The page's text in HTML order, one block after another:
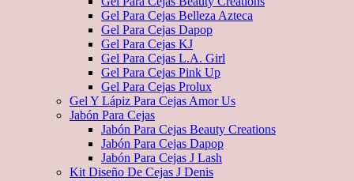
Gel Para Cejas Belleza Azteca
Gel Para Cejas Dapop
Gel Para Cejas KJ
Gel Para Cejas L.A. Girl
Gel Para Cejas Pink Up
Gel Para Cejas Prolux
Gel Y Lápiz Para Cejas Amor Us
Jabón Para Cejas
Jabón Para Cejas Beauty Creations
Jabón Para Cejas Dapop
Jabón Para Cejas J Lash
Kit Diseño De Cejas J Denis